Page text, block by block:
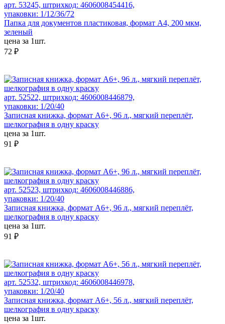
арт. 53245, штрихкод: 4606008454416,
упаковки: 1/12/36/72
Папка для документов пластиковая, формат А4, 200 мкм,
зеленый
цена за 1шт.
72 ₽
арт. 52522, штрихкод: 4606008446879,
упаковки: 1/20/40
Записная книжка, формат А6+, 96 л., мягкий переплёт,
шелкография в одну краску
цена за 1шт.
91 ₽
арт. 52523, штрихкод: 4606008446886,
упаковки: 1/20/40
Записная книжка, формат А6+, 96 л., мягкий переплёт,
шелкография в одну краску
цена за 1шт.
91 ₽
арт. 52532, штрихкод: 4606008446978,
упаковки: 1/20/40
Записная книжка, формат А6+, 56 л., мягкий переплёт,
шелкография в одну краску
цена за 1шт.